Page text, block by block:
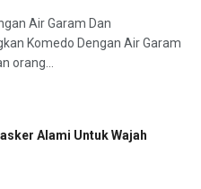
Air Garam Dan
Komedo Dengan Air Garam
orang...
Alami Untuk Wajah